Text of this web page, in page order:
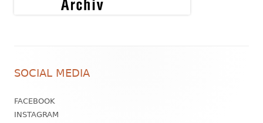
Inhalt
SOCIAL MEDIA
FACEBOOK
INSTAGRAM